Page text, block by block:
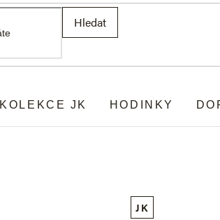
Hledat
KOLEKCE JK HODINKY
JK